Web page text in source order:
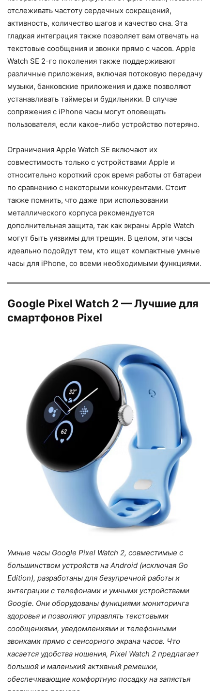
отслеживать частоту сердечных сокращений,
активность, количество шагов и качество сна. Эта
гладкая интеграция также позволяет вам отвечать на
текстовые сообщения и звонки прямо с часов. Apple
Watch SE 2-го поколения также поддерживают
различные приложения, включая потоковую передачу
музыки, банковские приложения и даже позволяют
устанавливать таймеры и будильники. В случае
сопряжения с iPhone часы могут оповещать
пользователя, если какое-либо устройство потеряно.
Ограничения Apple Watch SE включают их
совместимость только с устройствами Apple и
относительно короткий срок время работы от батареи
по сравнению с некоторыми конкурентами. Стоит
также помнить, что даже при использовании
металлического корпуса рекомендуется
дополнительная защита, так как экраны Apple Watch
могут быть уязвимы для трещин. В целом, эти часы
идеально подойдут тем, кто ищет компактные умные
часы для iPhone, со всеми необходимыми функциями.
Google Pixel Watch 2 — Лучшие для
смартфонов Pixel
Умные часы Google Pixel Watch 2, совместимые с
большинством устройств на Android (исключая Go
Edition), разработаны для безупречной работы и
интеграции с телефонами и умными устройствами
Google. Они оборудованы функциями мониторинга
здоровья и позволяют управлять текстовыми
сообщениями, уведомлениями и телефонными
звонками прямо с сенсорного экрана часов. Что
касается удобства ношения, Pixel Watch 2 предлагает
большой и маленький активный ремешки,
обеспечивающие комфортную посадку на запястья